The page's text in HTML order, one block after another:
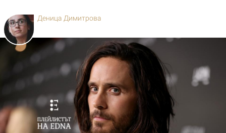
Деница Димитрова